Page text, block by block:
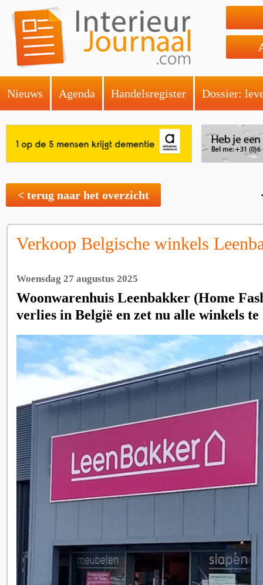
Nieuws Agenda Handelsregister Dossier:
< terug naar het overzicht
Verkoop Belgische winkels
Woensdag 27 augustus 2025
Woonwarenhuis Leenbakker (Home
verlies in België en zet nu alle winkels te